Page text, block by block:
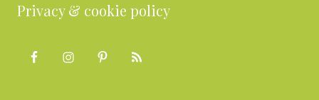
Privacy & cookie policy